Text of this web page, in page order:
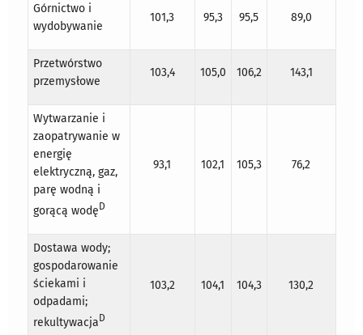
Górnictwo i
wydobywanie
101,3 95,3 95,5 89,0
Przetwórstwo
przemysłowe
103,4 105,0 106,2 143,1
Wytwarzanie i
zaopatrywanie w
energię
elektryczną, gaz,
parę wodną i
gorącą wodęD
93,1 102,1 105,3 76,2
Dostawa wody;
gospodarowanie
ściekami i
odpadami;
rekultywacjaD
103,2 104,1 104,3 130,2